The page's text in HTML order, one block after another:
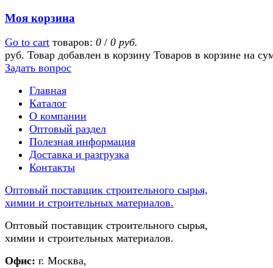
Моя корзина
Go to cart товаров: 0 / 0 руб.
руб. Товар добавлен в корзину Товаров в корзине на
Задать вопрос
Главная
Каталог
О компании
Оптовый раздел
Полезная информация
Доставка и разгрузка
Контакты
Оптовый поставщик строительного сырья,
химии и строительных материалов.
Оптовый поставщик строительного сырья,
химии и строительных материалов.
Офис: г. Москва,